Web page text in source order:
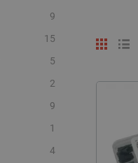
9
15
5
2
9
1
4